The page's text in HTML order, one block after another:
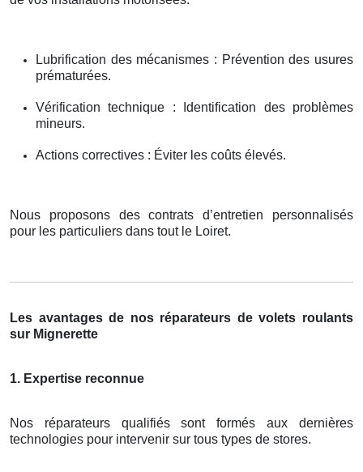
Lubrification des mécanismes : Prévention des usures
prématurées.
Vérification technique : Identification des problèmes
mineurs.
Actions correctives : Éviter les coûts élevés.
Nous proposons des contrats d’entretien personnalisés
pour les particuliers dans tout le Loiret.
Les avantages de nos réparateurs de volets roulants
sur Mignerette
1. Expertise reconnue
Nos réparateurs qualifiés sont formés aux dernières
technologies pour intervenir sur tous types de stores.